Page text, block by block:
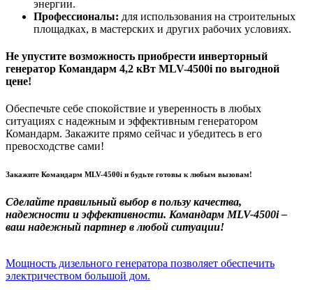
энергии.
Профессионалы: для использования на строительных
площадках, в мастерских и других рабочих условиях.
Не упустите возможность приобрести инверторный
генератор Командарм 4,2 кВт MLV-4500i по выгодной
цене!
Обеспечьте себе спокойствие и уверенность в любых
ситуациях с надежным и эффективным генератором
Командарм. Закажите прямо сейчас и убедитесь в его
превосходстве сами!
Закажите Командарм MLV-4500i и будьте готовы к любым вызовам!
Сделайте правильный выбор в пользу качества,
надежности и эффективности. Командарм MLV-4500i –
ваш надежный партнер в любой ситуации!
Мощность дизельного генератора позволяет обеспечить
электричеством большой дом.